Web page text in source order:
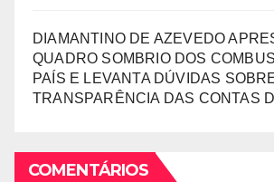
DIAMANTINO DE AZEVEDO
QUADRO SOMBRIO DOS
PAÍS E LEVANTA DÚVIDAS
TRANSPARÊNCIA DAS CONTAS
COMENTÁRIOS